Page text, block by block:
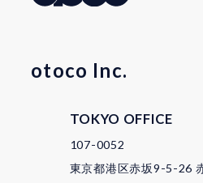
otoco Inc.
TOKYO OFFICE
107-0052
東京都港区赤坂9-5-26